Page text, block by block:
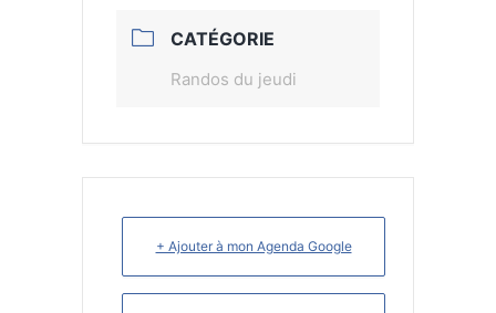
CATÉGORIE
Randos du jeudi
+ Ajouter à mon Agenda Google